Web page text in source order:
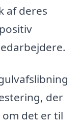
af deres
der
det er til